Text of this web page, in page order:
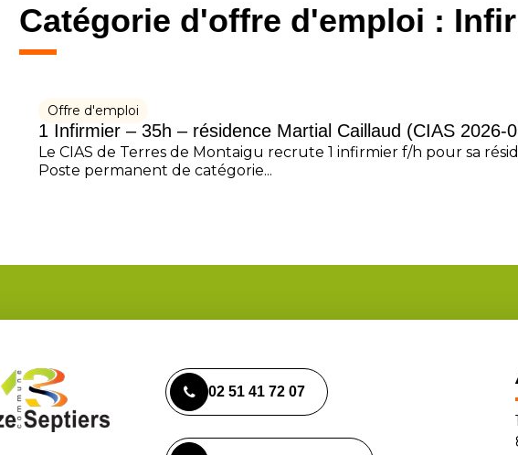
Catégorie d'offre d'emploi :
Offre d'emploi
1 Infirmier – 35h – résidence Martial Caillaud (CIAS 2026-
Le CIAS de Terres de Montaigu recrute 1 infirmier f/h pour sa
Poste permanent de catégorie...
02 51 41 72 07